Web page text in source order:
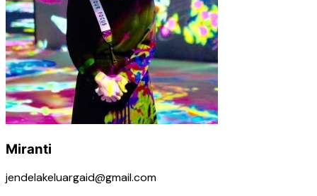
Miranti
jendelakeluargaid@gmail.com